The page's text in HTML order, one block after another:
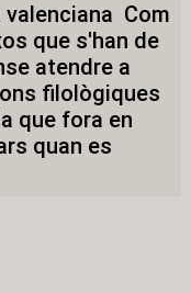
valenciana Com
que s'han de
atendre a
filològiques
que fora en
quan es